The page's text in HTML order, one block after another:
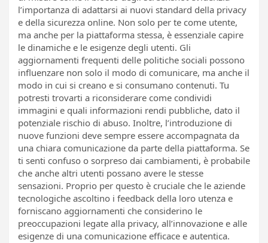
l’importanza di adattarsi ai nuovi standard della privacy
e della sicurezza online. Non solo per te come utente,
ma anche per la piattaforma stessa, è essenziale capire
le dinamiche e le esigenze degli utenti. Gli
aggiornamenti frequenti delle politiche sociali possono
influenzare non solo il modo di comunicare, ma anche il
modo in cui si creano e si consumano contenuti. Tu
potresti trovarti a riconsiderare come condividi
immagini e quali informazioni rendi pubbliche, dato il
potenziale rischio di abuso. Inoltre, l’introduzione di
nuove funzioni deve sempre essere accompagnata da
una chiara comunicazione da parte della piattaforma. Se
ti senti confuso o sorpreso dai cambiamenti, è probabile
che anche altri utenti possano avere le stesse
sensazioni. Proprio per questo è cruciale che le aziende
tecnologiche ascoltino i feedback della loro utenza e
forniscano aggiornamenti che considerino le
preoccupazioni legate alla privacy, all’innovazione e alle
esigenze di una comunicazione efficace e autentica.